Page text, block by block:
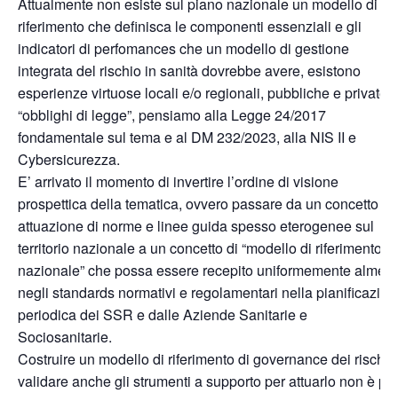
riferimento che definisca le componenti essenziali e gli
indicatori di perfomances che un modello di gestione
integrata del rischio in sanità dovrebbe avere, esistono
esperienze virtuose locali e/o regionali, pubbliche e private e
“obblighi di legge”, pensiamo alla Legge 24/2017
fondamentale sul tema e al DM 232/2023, alla NIS II e
Cybersicurezza.
E’ arrivato il momento di invertire l’ordine di visione
prospettica della tematica, ovvero passare da un concetto di
attuazione di norme e linee guida spesso eterogenee sul
territorio nazionale a un concetto di “modello di riferimento
nazionale” che possa essere recepito uniformemente
negli standards normativi e regolamentari nella
periodica dei SSR e dalle Aziende Sanitarie e
Sociosanitarie.
Costruire un modello di riferimento di governance dei rischi
validare anche gli strumenti a supporto per attuarlo non è più